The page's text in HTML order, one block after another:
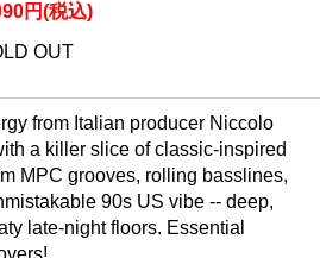
円(税込)
OUT
from Italian producer Niccolo
a killer slice of classic-inspired
MPC grooves, rolling basslines,
90s US vibe -- deep,
late-night floors. Essential